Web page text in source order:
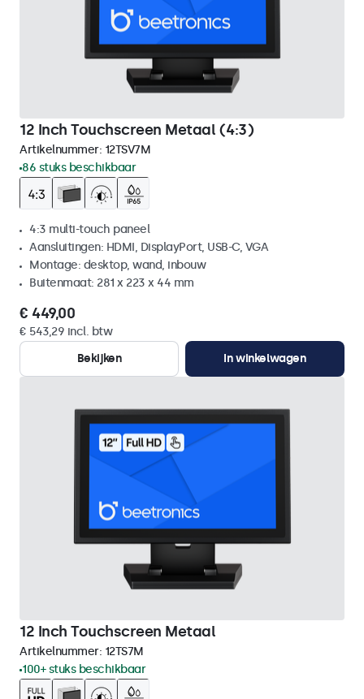
12 Inch Touchscreen Metaal (4:3)
Artikelnummer: 12TSV7M
86 stuks beschikbaar
4:3 multi-touch paneel
Aansluitingen: HDMI, DisplayPort, USB-C, VGA
Montage: desktop, wand, inbouw
Buitenmaat: 281 x 223 x 44 mm
€ 449,00
€ 543,29 incl. btw
Bekijken
In winkelwagen
12 Inch Touchscreen Metaal
Artikelnummer: 12TS7M
100+ stuks beschikbaar